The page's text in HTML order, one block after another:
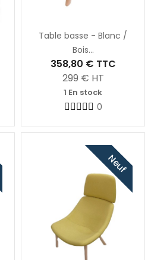
Table basse - Blanc /
Bois...
358,80 € TTC
299 € HT
1 En stock
0
Neuf